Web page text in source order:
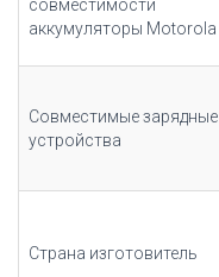
совместимости
аккумуляторы Motorola
Совместимые зарядные
устройства
Страна изготовитель